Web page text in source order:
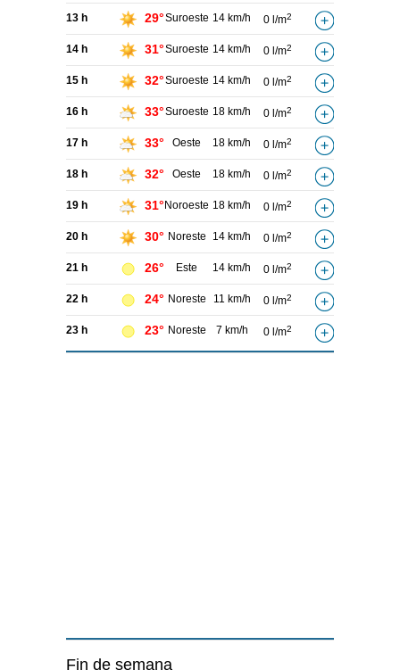
13 h 29°Suroeste 14 km/h 0 l/m2
14 h 31°Suroeste 14 km/h 0 l/m2
15 h 32°Suroeste 14 km/h 0 l/m2
16 h 33°Suroeste 18 km/h 0 l/m2
17 h 33° Oeste 18 km/h 0 l/m2
18 h 32° Oeste 18 km/h 0 l/m2
19 h 31° Noroeste 18 km/h 0 l/m2
20 h 30° Noreste 14 km/h 0 l/m2
21 h 26° Este 14 km/h 0 l/m2
22 h 24° Noreste 11 km/h 0 l/m2
23 h 23° Noreste 7 km/h 0 l/m2
Fin de semana